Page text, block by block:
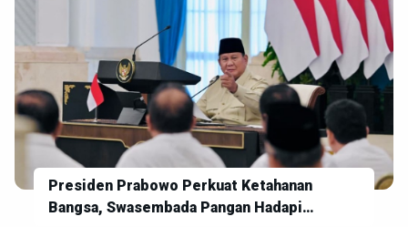
Presiden Prabowo Perkuat Ketahanan
Bangsa, Swasembada Pangan Hadapi